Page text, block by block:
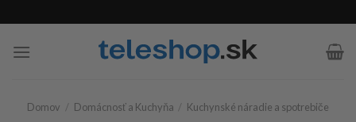
to
content
Domov / Domácnosť a Kuchyňa / Kuchynské náradie a spotrebiče